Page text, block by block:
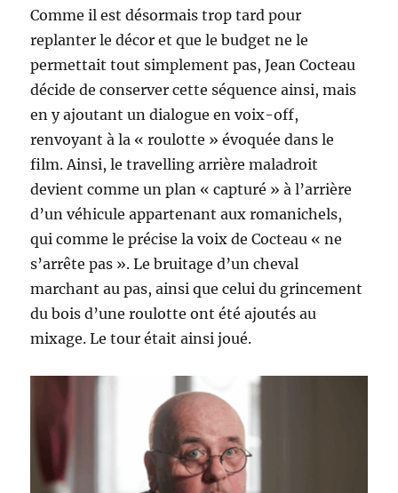
Comme il est désormais trop tard pour
replanter le décor et que le budget ne le
permettait tout simplement pas, Jean Cocteau
décide de conserver cette séquence ainsi, mais
en y ajoutant un dialogue en voix-off,
renvoyant à la « roulotte » évoquée dans le
film. Ainsi, le travelling arrière maladroit
devient comme un plan « capturé » à l’arrière
d’un véhicule appartenant aux romanichels,
qui comme le précise la voix de Cocteau « ne
s’arrête pas ». Le bruitage d’un cheval
marchant au pas, ainsi que celui du grincement
du bois d’une roulotte ont été ajoutés au
mixage. Le tour était ainsi joué.